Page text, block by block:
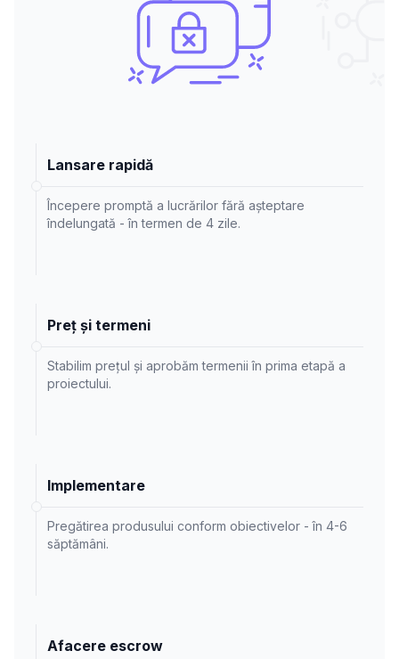
Lansare rapidă
Începere promptă a lucrărilor fără așteptare
îndelungată - în termen de 4 zile.
Preț și termeni
Stabilim prețul și aprobăm termenii în prima etapă a
proiectului.
Implementare
Pregătirea produsului conform obiectivelor - în 4-6
săptămâni.
Afacere escrow